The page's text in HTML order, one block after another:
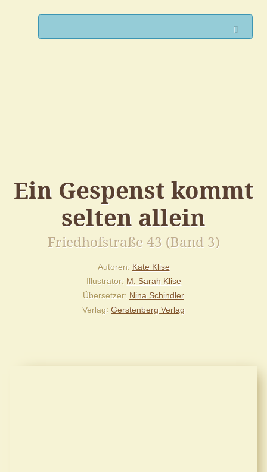
Ein Gespenst kommt
selten allein
Friedhofstraße 43 (Band 3)
Autoren Kate Klise
Illustrator M. Sarah Klise
Übersetzer Nina Schindler
Verlag Gerstenberg Verlag